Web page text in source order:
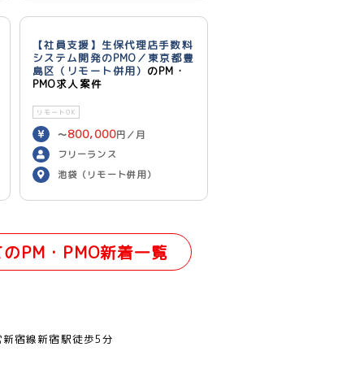
【社員支援】生保代理店手数料
システム開発のPMO／東京都豊
島区（リモート併用） のPM・
PMO求人案件
リモートOK
〜800,000円／月
フリーランス
池袋（リモート併用）
PM・PMO新着一覧
新宿線新宿駅徒歩5分